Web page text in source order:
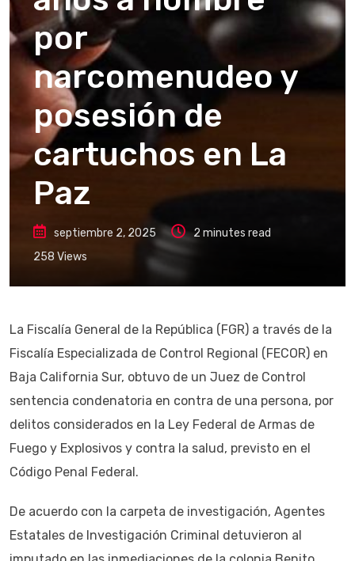
por
narcomenudeo y
posesión de
cartuchos en La
Paz
septiembre 2, 2025
2 minutes read
258 Views
La Fiscalía General de la República (FGR) a través de la
Fiscalía Especializada de Control Regional (FECOR) en
Baja California Sur, obtuvo de un Juez de Control
sentencia condenatoria en contra de una persona, por
delitos considerados en la Ley Federal de Armas de
Fuego y Explosivos y contra la salud, previsto en el
Código Penal Federal.
De acuerdo con la carpeta de investigación, Agentes
Estatales de Investigación Criminal detuvieron al